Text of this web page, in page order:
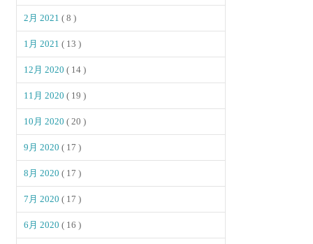
2月 2021( 8 )
1月 2021( 13 )
12月 2020( 14 )
11月 2020( 19 )
10月 2020( 20 )
9月 2020( 17 )
8月 2020( 17 )
7月 2020( 17 )
6月 2020( 16 )